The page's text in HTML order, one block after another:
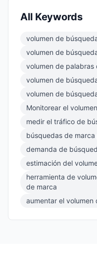
All Keywords
volumen de
volumen de
volumen de palabras
volumen de
volumen de
Monitorear el
medir el tráfico de
búsquedas de marca
demanda de
estimación del
herramienta de
de marca
aumentar el